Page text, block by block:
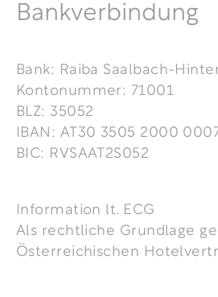
Bankverbindung
Bank: Raiba Saalbach-
Kontonummer: 71001
BLZ: 35052
IBAN: AT30 3505 2000
BIC: RVSAAT2S052
Information lt. ECG
Als rechtliche Grundlage
Österreichischen